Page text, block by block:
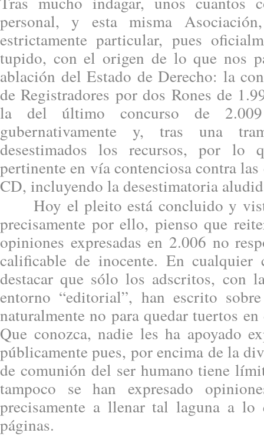
personal, y esta misma
estrictamente particular, pues
tupido, con el origen de lo que nos
ablación del Estado de Derecho: la
de Registradores por dos Rones de
la del último concurso de 2.009
gubernativamente y, tras una
desestimados los recursos, por lo
pertinente en vía contenciosa contra
CD, incluyendo la desestimatoria
Hoy el pleito está concluido y
precisamente por ello, pienso que
opiniones expresadas en 2.006 no
calificable de inocente. En cualquier
destacar que sólo los adscritos, con
entorno “editorial”, han escrito
naturalmente no para quedar tuertos
Que conozca, nadie les ha apoyado
públicamente pues, por encima de la
de comunión del ser humano tiene
tampoco se han expresado
precisamente a llenar tal laguna a lo
páginas.